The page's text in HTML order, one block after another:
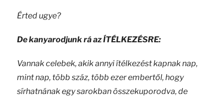
Érted ugye?
De kanyarodjunk rá az ÍTÉLKEZÉSRE:
Vannak celebek, akik annyi ítélkezést kapnak nap,
mint nap, több száz, több ezer embertől, hogy
sírhatnának egy sarokban összekuporodva, de